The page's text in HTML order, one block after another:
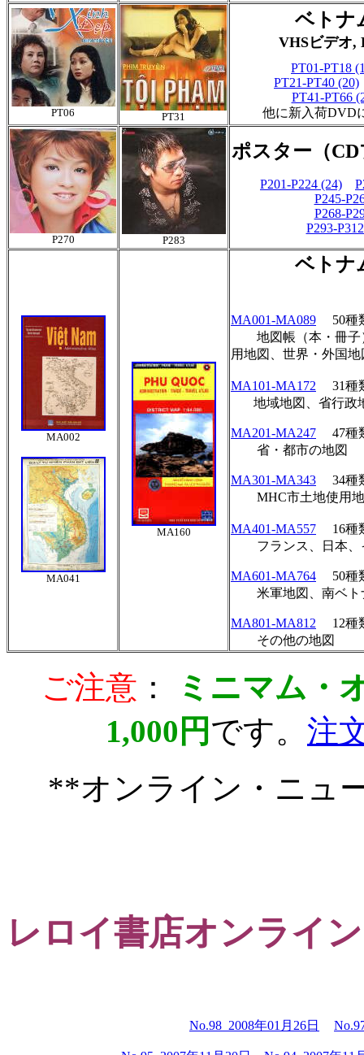
PT06 PT31
ベ ト
VHSビデオ,
PT01-PT18
PT21-PT40 (20)
PT41-PT66
他に新入荷DVD
P270 P283
ポスター（
P201-P224 (24)
P245-
P268-
P293-
MA002
MA041
MA160
ベトナ
MA001-MA089 50種
地図帳（本・冊子
用地図、世界・外国地
MA101-MA172 31
地域地図、省行政
MA201-MA247 47
省・都市の地図
MA301-MA343 34
MHC市土地使用
MA401-MA557 16
フランス、日本、
MA601-MA764 50
米軍地図、南ベト
MA801-MA812 12
その他の地図
ご注意 ：
ミニマム・
1,000円 です。 注
**オンライン・ニュ
レロイ書店オンライ
No.98 2008年01月26日